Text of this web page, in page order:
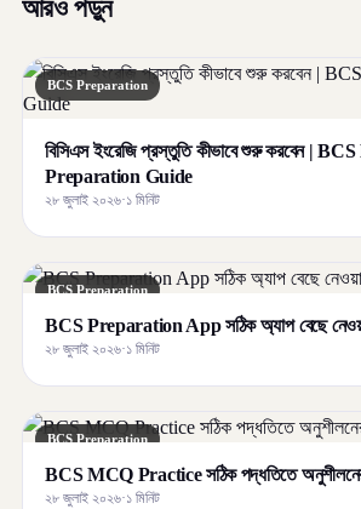
আরও পড়ুন
BCS Preparation
বিসিএস ইংরেজি প্রস্তুতি কীভাবে শুরু করবেন |
Preparation Guide
২৮ জুলাই ২০২৬·১ মিনিট
BCS Preparation
BCS Preparation App সঠিক অ্যাপ বেছে
২৮ জুলাই ২০২৬·১ মিনিট
BCS Preparation
BCS MCQ Practice সঠিক পদ্ধতিতে অনুশীলনের
২৮ জুলাই ২০২৬·১ মিনিট